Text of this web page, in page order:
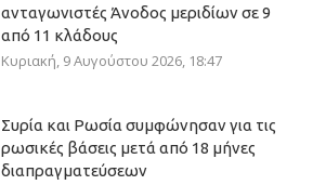
ανταγωνιστές Άνοδος μεριδίων σε 9
από 11 κλάδους
Κυριακή, 9 Αυγούστου 2026, 18:47
Συρία και Ρωσία συμφώνησαν για τις
ρωσικές βάσεις μετά από 18 μήνες
διαπραγματεύσεων